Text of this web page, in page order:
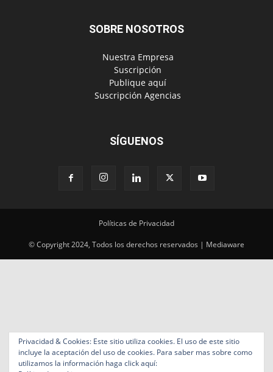
SOBRE NOSOTROS
‎ Nuestra Empresa
‎ Suscripción
‎ Publique aquí
‎ Suscripción Agencias
SÍGUENOS
Políticas de Privacidad
© Copyright 2024, Todos los derechos reservados | Mediaware
Privacidad & Cookies: Este sitio utiliza cookies. El uso de este sitio
incluye la aceptación del uso de cookies. Para saber mas sobre como
utilizamos la información haga click aquí: